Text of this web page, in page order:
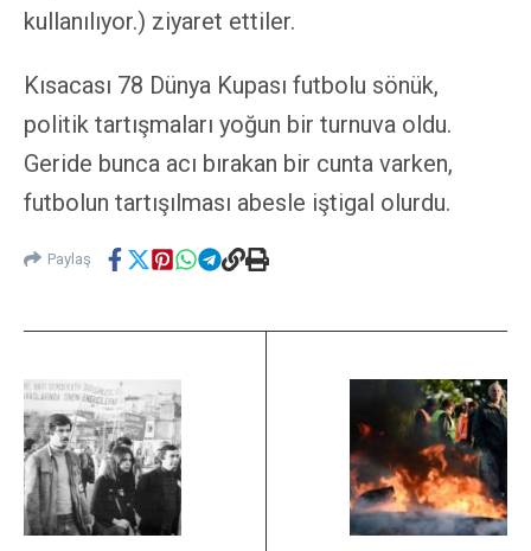
kullanılıyor.) ziyaret ettiler.
Kısacası 78 Dünya Kupası futbolu sönük,
politik tartışmaları yoğun bir turnuva oldu.
Geride bunca acı bırakan bir cunta varken,
futbolun tartışılması abesle iştigal olurdu.
Paylaş